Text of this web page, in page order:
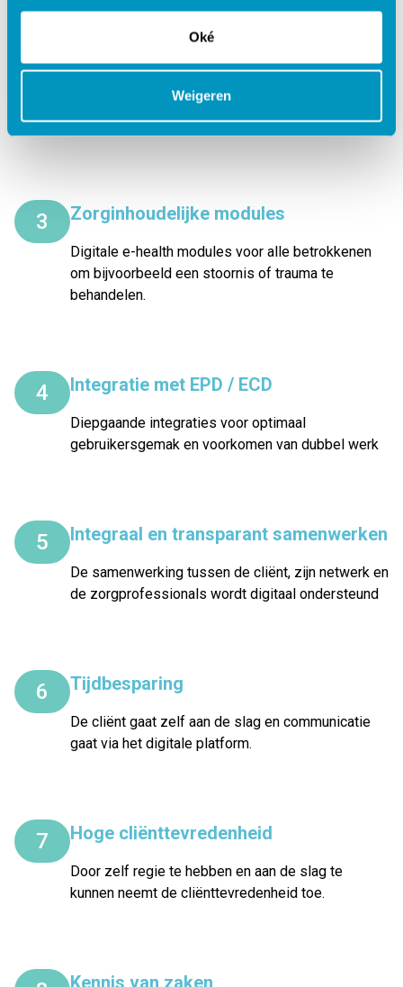
Oké
Weigeren
2 Veilige communicatie
Een veilig & gebruiksvriendelijk alternatief voor
Whatsapp, e-mail en Zoom.
3 Zorginhoudelijke modules
Digitale e-health modules voor alle betrokkenen
om bijvoorbeeld een stoornis of trauma te
behandelen.
4 Integratie met EPD / ECD
Diepgaande integraties voor optimaal
gebruikersgemak en voorkomen van dubbel werk
5 Integraal en transparant samenwerken
De samenwerking tussen de cliënt, zijn netwerk en
de zorgprofessionals wordt digitaal ondersteund
6 Tijdbesparing
De cliënt gaat zelf aan de slag en communicatie
gaat via het digitale platform.
7 Hoge cliënttevredenheid
Door zelf regie te hebben en aan de slag te
kunnen neemt de cliënttevredenheid toe.
Kennis van zaken